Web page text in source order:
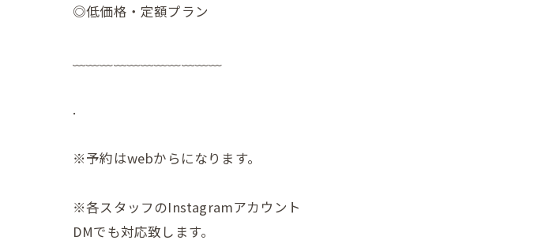
◎低価格・定額プラン
.
※予約はwebからになります。
※各スタッフのInstagramアカウント
DMでも対応致します。